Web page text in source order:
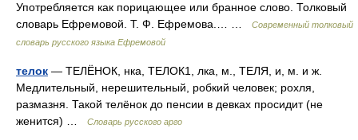
Употребляется как порицающее или бранное слово. Толковый
словарь Ефремовой. Т. Ф. Ефремова.… …
Современный толковый
словарь русского языка Ефремовой
телок — ТЕЛЁНОК, нка, ТЕЛОК1, лка, м., ТЕЛЯ, и, м. и ж.
Медлительный, нерешительный, робкий человек; рохля,
размазня. Такой телёнок до пенсии в девках просидит (не
женится) …
Словарь русского арго